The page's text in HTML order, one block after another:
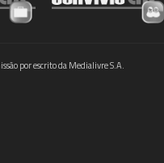
por escrito da Medialivre S.A.